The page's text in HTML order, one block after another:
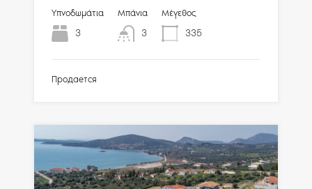
Υπνοδωμάτια
3
Μπάνια
3
Μέγεθος
335
Продается